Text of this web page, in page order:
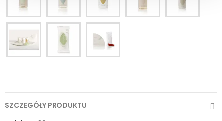
SZCZEGÓŁY PRODUKTU